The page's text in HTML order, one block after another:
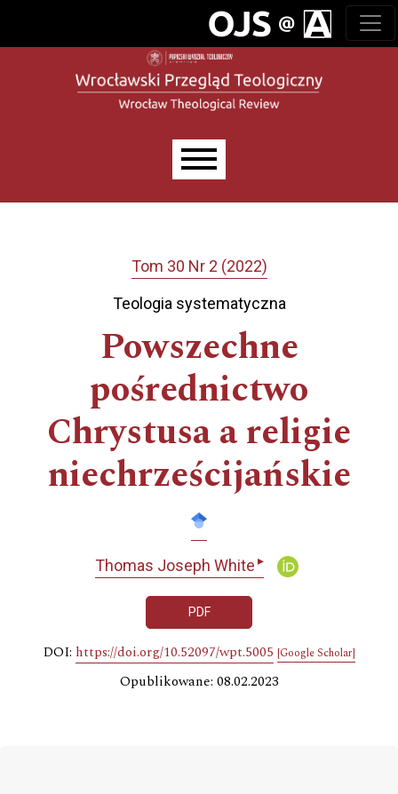
Tom 30 Nr 2 (2022)
Teologia systematyczna
Powszechne
pośrednictwo
Chrystusa a religie
niechrześcijańskie
Thomas Joseph White ▸
PDF
DOI: https://doi.org/10.52097/wpt.5005 [Google Scholar]
Opublikowane: 08.02.2023